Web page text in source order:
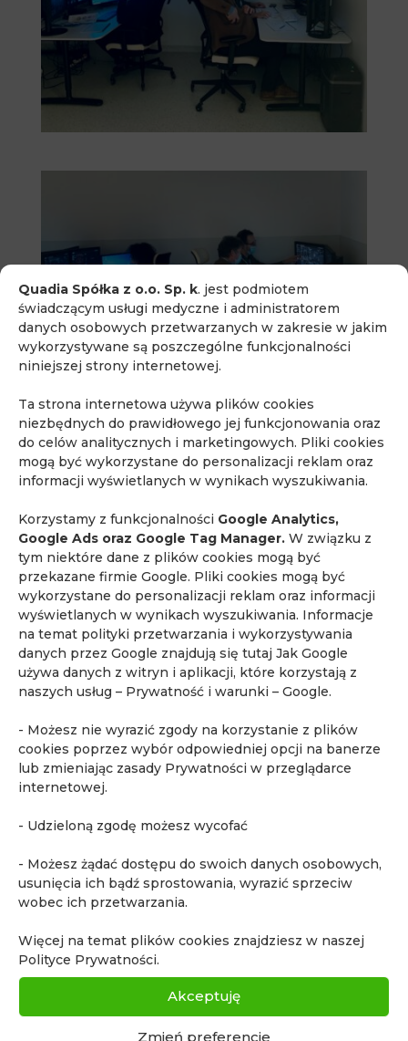
Quadia Spółka z o.o. Sp. k. jest podmiotem
świadczącym usługi medyczne i administratorem
danych osobowych przetwarzanych w zakresie w jakim
wykorzystywane są poszczególne funkcjonalności
niniejszej strony internetowej.
Ta strona internetowa używa plików cookies
niezbędnych do prawidłowego jej funkcjonowania oraz
do celów analitycznych i marketingowych. Pliki cookies
mogą być wykorzystane do personalizacji reklam oraz
informacji wyświetlanych w wynikach wyszukiwania.
Korzystamy z funkcjonalności Google Analytics,
Google Ads oraz Google Tag Manager. W związku z
tym niektóre dane z plików cookies mogą być
przekazane firmie Google. Pliki cookies mogą być
wykorzystane do personalizacji reklam oraz informacji
wyświetlanych w wynikach wyszukiwania. Informacje
na temat polityki przetwarzania i wykorzystywania
danych przez Google znajdują się tutaj Jak Google
używa danych z witryn i aplikacji, które korzystają z
naszych usług – Prywatność i warunki – Google.
- Możesz nie wyrazić zgody na korzystanie z plików
cookies poprzez wybór odpowiedniej opcji na banerze
lub zmieniając zasady Prywatności w przeglądarce
internetowej.
- Udzieloną zgodę możesz wycofać
- Możesz żądać dostępu do swoich danych osobowych,
usunięcia ich bądź sprostowania, wyrazić sprzeciw
wobec ich przetwarzania.
Więcej na temat plików cookies znajdziesz w naszej
Polityce Prywatności.
Akceptuję
Zmień preferencje